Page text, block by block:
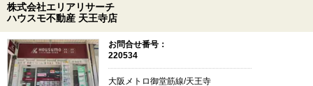
株式会社エリアリサーチ
ハウスモ不動産 天王寺店
お問合せ番号：
220534
大阪メトロ御堂筋線/天王寺